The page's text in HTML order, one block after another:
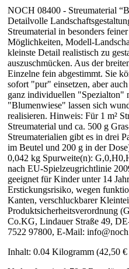
NOCH 08400 - Streumaterial
Detailvolle
Streumaterial in besonders
Möglichkeiten, Modell-
kleinste Detail realistisch zu
auszuschmücken. Aus der
Einzelne fein abgestimmt. Sie
sofort "pur" einsetzen, aber
ganz individuellen "Spezialton"
"Blumenwiese" lassen sich
realisieren. Hinweis: Für 1 m²
Streumaterial und ca. 500 g
Streumaterialien gibt es in drei
im Beutel und 200 g in der
0,042 kg Spurweite(n):
nach EU-Spielzeugrichtlinie
geeignet für Kinder unter 14
Erstickungsrisiko, wegen
Kanten, verschluckbarer
Produktsicherheitsverordnung
Co.KG, Lindauer Straße 49,
7522 97800, E-Mail:
Inhalt: 0.04 Kilogramm (42,50